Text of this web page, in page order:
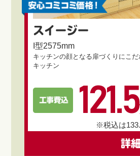
スイージー
I型2575mm
キッチンの顔となる扉づくりにこ
キッチン
121.5
※税込は
詳